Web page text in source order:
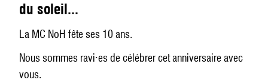
du soleil...
La MC NoH fête ses 10 ans.
Nous sommes ravi·es de célébrer cet anniversaire avec
vous.